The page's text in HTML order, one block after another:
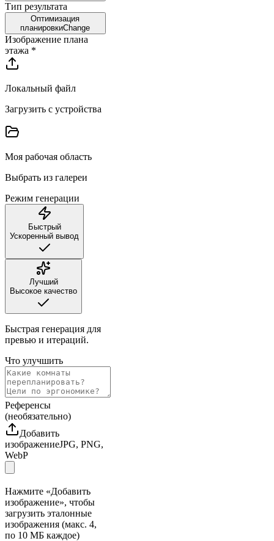
Тип результата
Оптимизация
планировкиChange
Изображение плана
этажа *
Локальный файл
Загрузить с устройства
Моя рабочая область
Выбрать из галереи
Режим генерации
Быстрый
Ускоренный вывод
Лучший
Высокое качество
Быстрая генерация для
превью и итераций.
Что улучшить
Референсы
(необязательно)
Добавить
изображениеJPG, PNG,
WebP
Нажмите «Добавить
изображение», чтобы
загрузить эталонные
изображения (макс. 4,
по 10 МБ каждое)